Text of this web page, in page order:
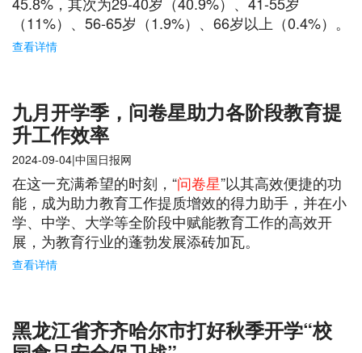
（11%）、56-65岁（1.9%）、66岁以上（0.4%）。
查看详情
九月开学季，问卷星助力各阶段教育提
升工作效率
2024-09-04|中国日报网
在这一充满希望的时刻，“问卷星”以其高效便捷的功
能，成为助力教育工作提质增效的得力助手，并在小
学、中学、大学等全阶段中赋能教育工作的高效开
展，为教育行业的蓬勃发展添砖加瓦。
查看详情
黑龙江省齐齐哈尔市打好秋季开学“校